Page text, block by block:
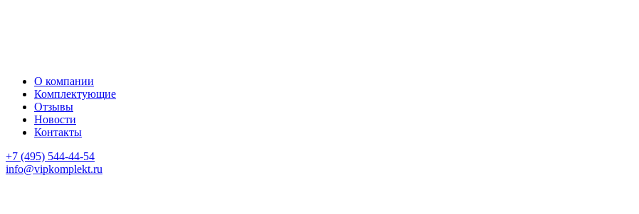
О компании
Комплектующие
Отзывы
Новости
Контакты
+7 (495) 544-44-54
info@vipkomplekt.ru